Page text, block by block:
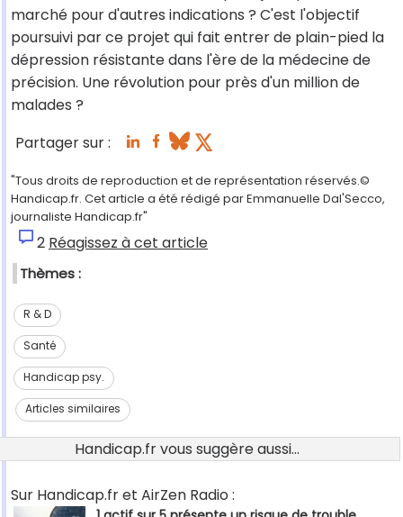
marché pour d'autres indications ? C'est l'objectif
poursuivi par ce projet qui fait entrer de plain-pied la
dépression résistante dans l'ère de la médecine de
précision. Une révolution pour près d'un million de
malades ?
Partager sur :
"Tous droits de reproduction et de représentation réservés.©
Handicap.fr. Cet article a été rédigé par Emmanuelle Dal'Secco,
journaliste Handicap.fr"
2 Réagissez à cet article
Thèmes :
R & D
Santé
Handicap psy.
Articles similaires
Handicap.fr vous suggère aussi...
Sur Handicap.fr et AirZen Radio :